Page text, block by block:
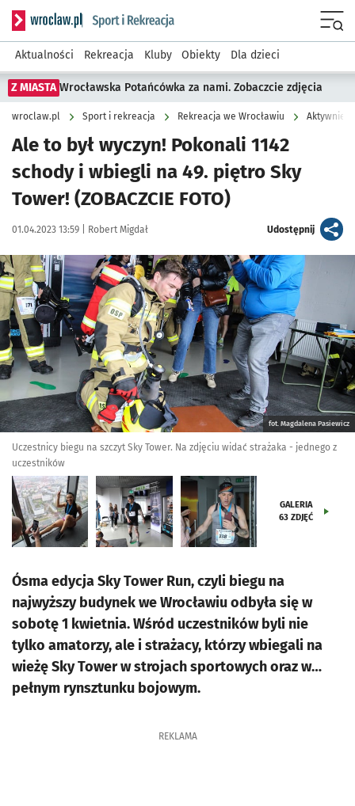
Serwis informacyjny wroclaw.pl podserwis: Sport i rekreacja
Aktualności Rekreacja Kluby Obiekty Dla dzieci
Z MIASTA Wrocławska Potańcówka za nami. Zobaczcie zdjęcia
wroclaw.pl Sport i rekreacja Rekreacja we Wrocławiu Aktywnie
Ale to był wyczyn! Pokonali 1142
schody i wbiegli na 49. piętro Sky
Tower! (ZOBACZCIE FOTO)
Data publikacji:
01.04.2023 13:59 | Autor:
Robert Migdał Udostępnijartykuł
Kliknij, aby zobaczyć galerię
fot. Magdalena Pasiewicz
Uczestnicy biegu na szczyt Sky Tower. Na zdjęciu widać strażaka - jednego z
uczestników
GALERIA
63 ZDJĘĆ
Ósma edycja Sky Tower Run, czyli biegu na
najwyższy budynek we Wrocławiu odbyła się w
sobotę 1 kwietnia. Wśród uczestników byli nie
tylko amatorzy, ale i strażacy, którzy wbiegali na
wieżę Sky Tower w strojach sportowych oraz w…
pełnym rynsztunku bojowym.
REKLAMA